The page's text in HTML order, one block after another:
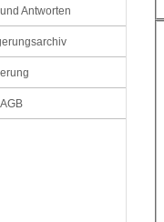
Antworten